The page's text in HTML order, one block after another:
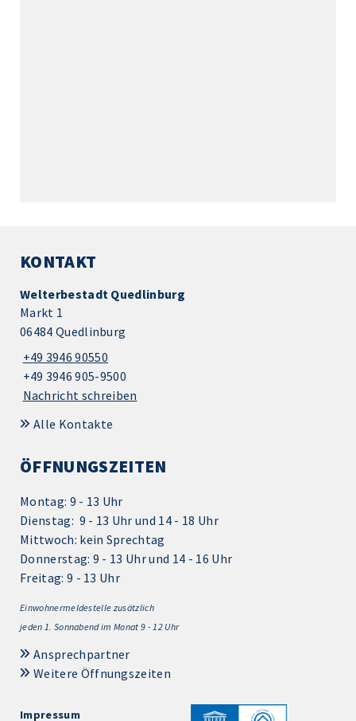
KONTAKT
Welterbestadt Quedlinburg
Markt 1
06484 Quedlinburg
+49 3946 90550
+49 3946 905-9500
Nachricht schreiben
Alle Kontakte
ÖFFNUNGSZEITEN
Montag: 9 - 13 Uhr
Dienstag: 9 - 13 Uhr und 14 - 18 Uhr
Mittwoch: kein Sprechtag
Donnerstag: 9 - 13 Uhr und 14 - 16 Uhr
Freitag: 9 - 13 Uhr
Einwohnermeldestelle zusätzlich
jeden 1. Sonnabend im Monat 9 - 12 Uhr
Ansprechpartner
Weitere Öffnungszeiten
Impressum